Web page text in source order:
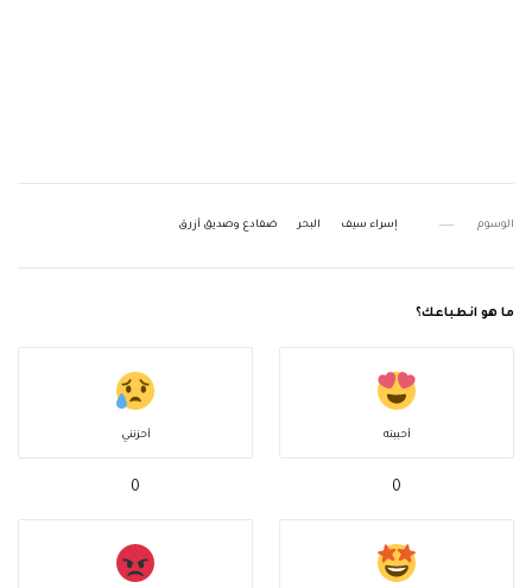
الوسوم إسراء سيف البحر ضفادع وصديق أزرق
ما هو انطباعك؟
أحببته
0
أحزنني
0